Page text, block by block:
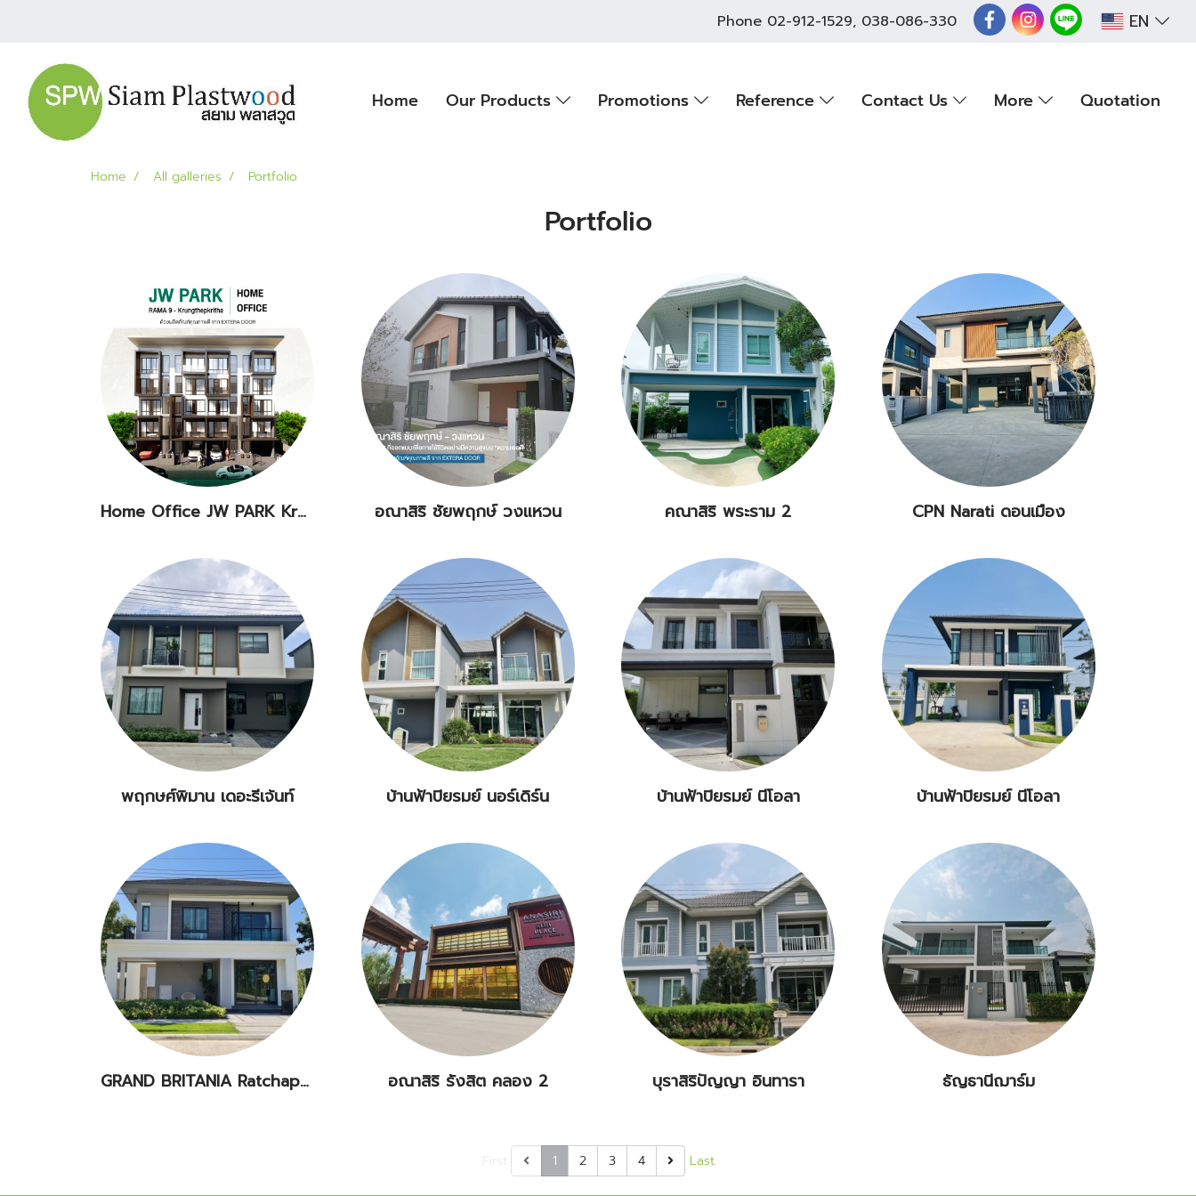
Phone 02-912-1529, 038-086-330 EN
Home Our Products Promotions Reference Contact Us More Quotation
Home All galleries Portfolio
Portfolio
Home Office JW PARK Krungthepkrita อณาสิริ ชัยพฤกษ์ วงแหวน คณาสิริ พระราม 2 CPN Narati ดอนเมือง
พฤกษศ์พิมาน เดอะรีเจ้นท์ บ้านฟ้าปิยรมย์ นอร์เดิร์น บ้านฟ้าปิยรมย์ นีโอลา บ้านฟ้าปิยรมย์ นีโอลา
GRAND BRITANIA Ratchaphruek Rama5 อณาสิริ รังสิต คลอง 2 บุราสิริปัญญา อินทารา ธัญธานีฌาร์ม
1 2 3 4 Last